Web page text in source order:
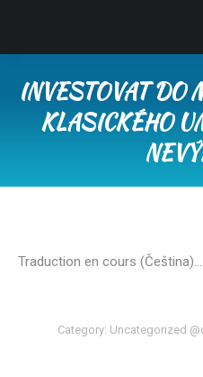
INVESTOVAT DO
KLASICKÉHO
Traduction en cours (Čeština)…
Category: Uncategorized